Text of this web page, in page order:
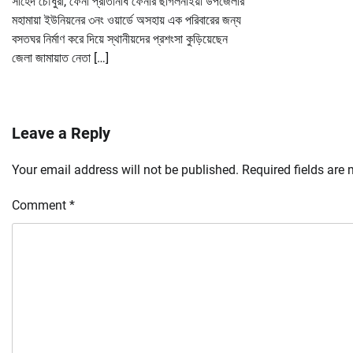
মহামায়া ইউনিয়নের ৩নং ওয়ার্ডে অসহায় এক পরিবারের জন্য
বসতঘর নির্মাণ করে দিয়ে স্থানীয়দের প্রশংসা কুড়িয়েছেন
জেলা জামায়াত নেতা […]
Leave a Reply
Your email address will not be published. Required fields are
Comment *